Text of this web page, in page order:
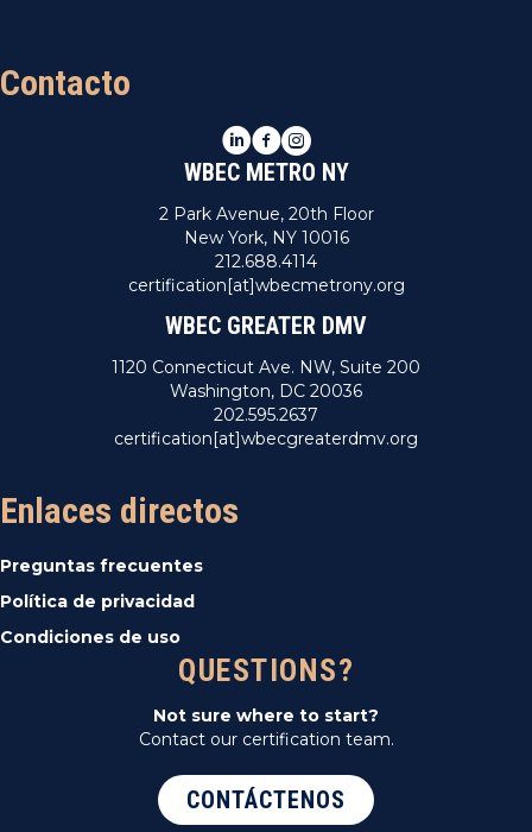
Contacto
LinkedIn
Facebook
Instagram
WBEC METRO NY
2 Park Avenue, 20th Floor
New York, NY 10016
212.688.4114
certification[at]wbecmetrony.org
WBEC GREATER DMV
1120 Connecticut Ave. NW, Suite 200
Washington, DC 20036
202.595.2637
certification[at]wbecgreaterdmv.org
Enlaces directos
Preguntas frecuentes
Política de privacidad
Condiciones de uso
QUESTIONS?
Not sure where to start?
Contact our certification team.
CONTÁCTENOS